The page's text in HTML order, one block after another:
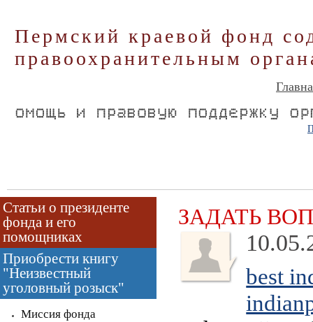
Пермский краевой фонд
правоохранительным
Статьи о президенте
фонда и его
помощниках
Приобрести книгу
"Неизвестный
уголовный розыск"
Миссия фонда
ЗАДАТЬ
best